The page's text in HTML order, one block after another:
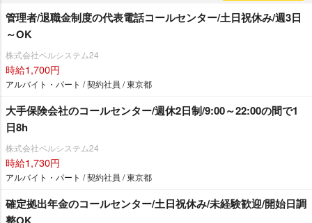
管理者/退職金制度の代表電話コールセンター/土日祝休み/週3日
～OK
株式会社ベルシステム24
時給1,700円
アルバイト・パート / 契約社員 / 東京都
大手保険会社のコールセンター/週休2日制/9:00～22:00の間で1
日8h
株式会社ベルシステム24
時給1,730円
アルバイト・パート / 契約社員 / 東京都
確定拠出年金のコールセンター/土日祝休み/未経験歓迎/開始日調
整OK